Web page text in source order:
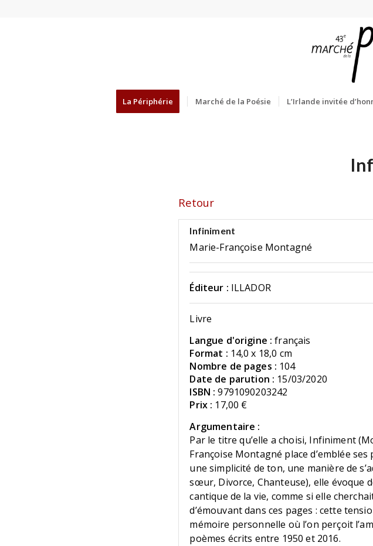
La Périphérie Marché de la Poésie L’Irlande invitée
Retour
Infiniment
Marie-Françoise Montagné
Éditeur : ILLADOR
Livre
Langue d'origine : français
Format : 14,0 x 18,0 cm
Nombre de pages : 104
Date de parution : 15/03/2020
ISBN : 9791090203242
Prix : 17,00 €
Argumentaire :
Par le titre qu’elle a choisi, Infiniment
Françoise Montagné place d’emblée
une simplicité de ton, une manière de
sœur, Divorce, Chanteuse), elle évoque
cantique de la vie, comme si elle
d’émouvant dans ces pages : cette
mémoire personnelle où l’on perçoit
poèmes écrits entre 1950 et 2016.